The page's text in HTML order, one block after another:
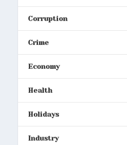
Corruption
Crime
Economy
Health
Holidays
Industry